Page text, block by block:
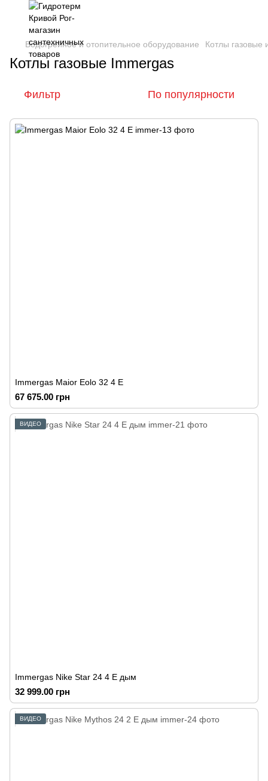
Водогрейное и отопительное оборудование Котлы газовые
Котлы газовые Immergas
Фильтр По популярности
Immergas Maior Eolo 32 4 E
67 675.00 грн
ВИДЕО
Immergas Nike Star 24 4 E дым
32 999.00 грн
ВИДЕО